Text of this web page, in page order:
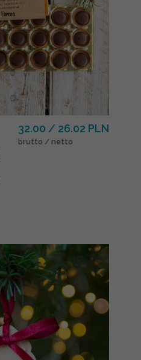
32.00 / 26.02 PLN
brutto / netto